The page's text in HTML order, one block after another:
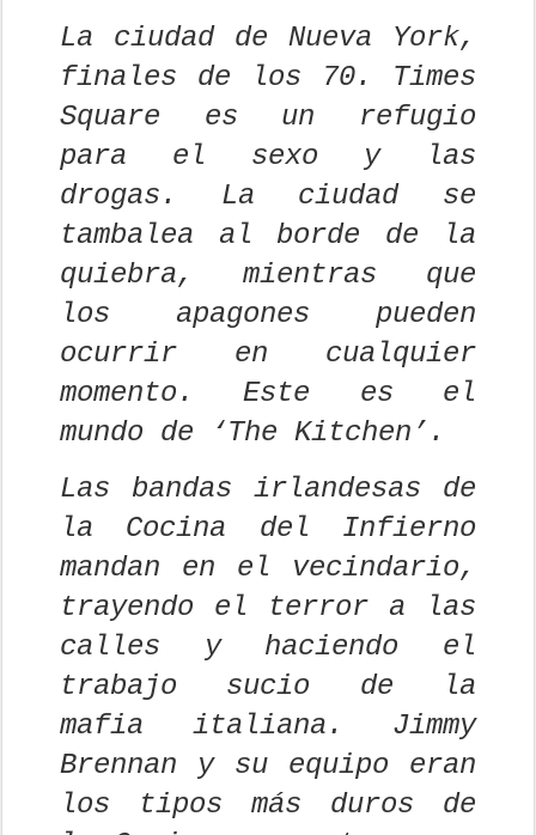
La ciudad de Nueva York,
finales de los 70. Times
Square es un refugio
para el sexo y las
drogas. La ciudad se
tambalea al borde de la
quiebra, mientras que
los apagones pueden
ocurrir en cualquier
momento. Este es el
mundo de ‘The Kitchen’.
Las bandas irlandesas de
la Cocina del Infierno
mandan en el vecindario,
trayendo el terror a las
calles y haciendo el
trabajo sucio de la
mafia italiana. Jimmy
Brennan y su equipo eran
los tipos más duros de